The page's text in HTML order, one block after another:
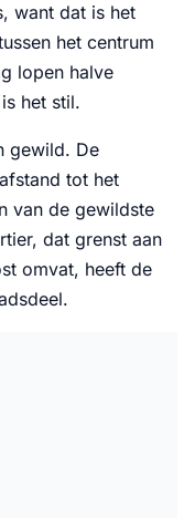
want dat is het
het centrum
lopen halve
het stil.
gewild. De
tot het
van de gewildste
dat grenst aan
omvat, heeft de